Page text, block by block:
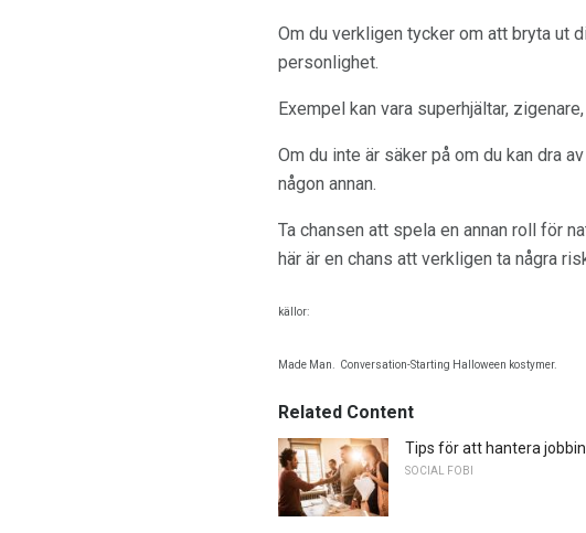
Om du verkligen tycker om att bryta ut
personlighet.
Exempel kan vara superhjältar,
Om du inte är säker på om du kan dra
någon annan.
Ta chansen att spela en annan roll för
här är en chans att verkligen ta några
källor:
Made Man. Conversation-Starting Halloween kostymer.
Related Content
Tips för att hantera
SOCIAL FOBI